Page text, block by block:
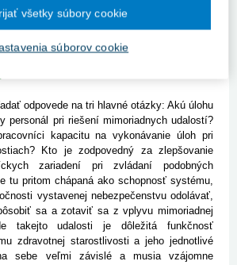
zariadenia je totiž v takejto situácii
zdravotníckeho personálu.
odpovede na tri hlavné otázky: Akú úlohu
personál pri riešení mimoriadnych udalostí?
kapacitu na vykonávanie úloh pri
Kto je zodpovedný za zlepšovanie
zariadení pri zvládaní podobných
tu pritom chápaná ako schopnosť systému,
vystavenej nebezpečenstvu odolávať,
sa a zotaviť sa z vplyvu mimoriadnej
takejto udalosti je dôležitá funkčnosť
zdravotnej starostlivosti a jeho jednotlivé
sebe veľmi závislé a musia vzájomne
súborov cookie
všetky súbory cookie